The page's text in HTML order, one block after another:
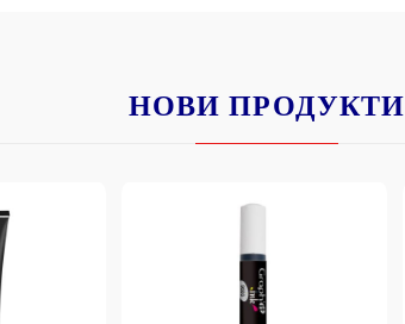
НОВИ ПРОДУКТИ